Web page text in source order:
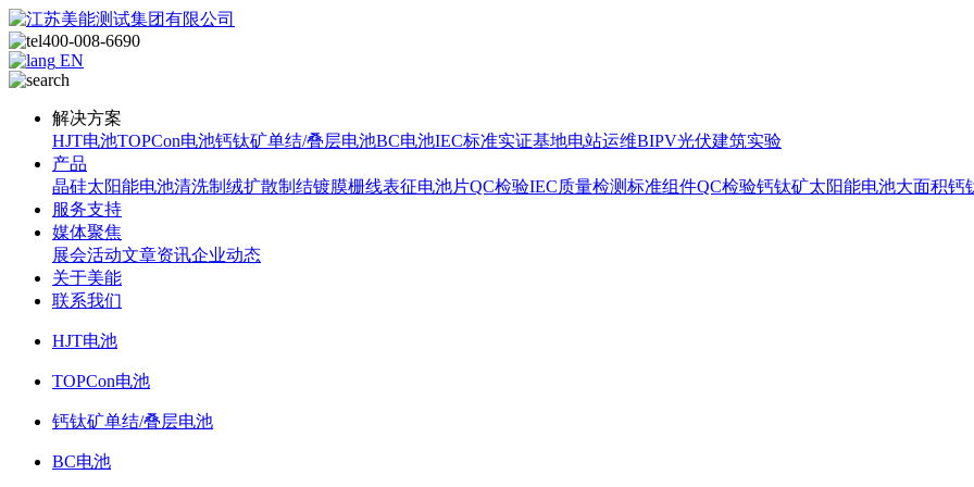
400-008-6690
EN
解决方案
HJT电池TOPCon电池钙钛矿单结/叠层电池BC电池IEC标准实证基地电站运维BIPV光伏建筑实验
产品
晶硅太阳能电池清洗制绒扩散制结镀膜栅线表征电池片QC检验IEC质量检测标准组件QC检验钙钛矿太阳能电池大面积钙
服务支持
媒体聚焦
展会活动文章资讯企业动态
关于美能
联系我们
HJT电池
TOPCon电池
钙钛矿单结/叠层电池
BC电池